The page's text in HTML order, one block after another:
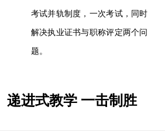
考试并轨制度，一次考试，同时
解决执业证书与职称评定两个问
题。
递进式教学 一击制胜